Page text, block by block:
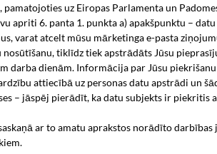
uz Eiropas Parlamenta un
apriti 6. panta 1. punkta a) apakšpunktu –
varat atcelt mūsu mārketinga e-pasta
tiklīdz tiek apstrādāts Jūsu
darba dienām. Informācija par Jūsu
attiecībā uz personas datu apstrādi un
– jāspēj pierādīt, ka datu subjekts ir piekritis
ar to amatu aprakstos norādīto